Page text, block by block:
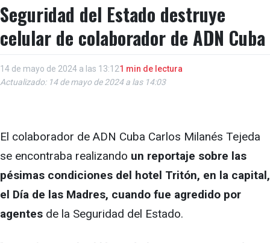
Seguridad del Estado destruye
celular de colaborador de ADN Cuba
14 de mayo de 2024 a las 13:121 min de lectura
Actualizado: 14 de mayo de 2024 a las 14:03
El colaborador de ADN Cuba Carlos Milanés Tejeda
se encontraba realizando un reportaje sobre las
pésimas condiciones del hotel Tritón, en la capital,
el Día de las Madres, cuando fue agredido por
agentes de la Seguridad del Estado.